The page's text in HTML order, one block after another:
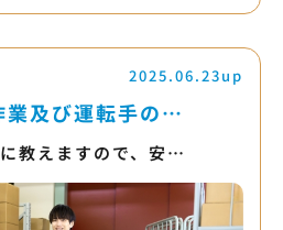
2025.06.23up
業及び運転手の…
教えますので、安…